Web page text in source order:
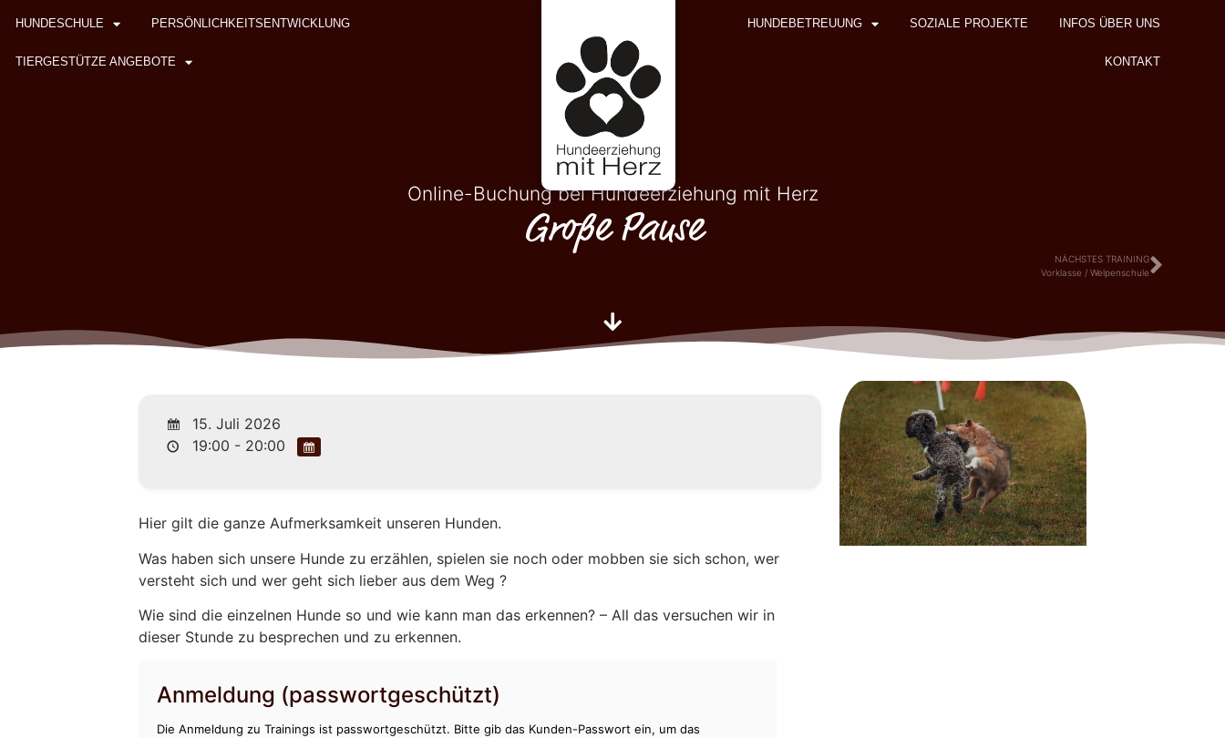
HUNDESCHULE PERSÖNLICHKEITSENTWICKLUNG
TIERGESTÜTZE ANGEBOTE
HUNDEBETREUUNG SOZIALE PROJEKTE INFOS ÜBER UNS
KONTAKT
Online-Buchung bei Hundeerziehung mit Herz
Große Pause
NÄCHSTES TRAINING
Vorklasse / Welpenschule
15. Juli 2026
19:00 - 20:00
Hier gilt die ganze Aufmerksamkeit unseren Hunden.
Was haben sich unsere Hunde zu erzählen, spielen sie noch oder mobben sie sich schon, wer
versteht sich und wer geht sich lieber aus dem Weg ?
Wie sind die einzelnen Hunde so und wie kann man das erkennen? – All das versuchen wir in
dieser Stunde zu besprechen und zu erkennen.
Anmeldung (passwortgeschützt)
Die Anmeldung zu Trainings ist passwortgeschützt. Bitte gib das Kunden-Passwort ein, um das